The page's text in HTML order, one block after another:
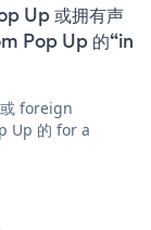
Up 或拥有声
Pop Up 的“in
foreign
Up 的 for a